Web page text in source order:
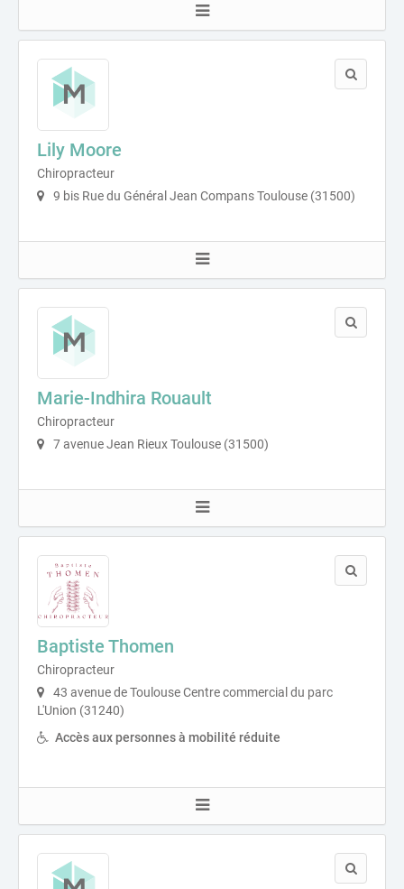
Lily Moore
Chiropracteur
9 bis Rue du Général Jean Compans Toulouse (31500)
Marie-Indhira Rouault
Chiropracteur
7 avenue Jean Rieux Toulouse (31500)
Baptiste Thomen
Chiropracteur
43 avenue de Toulouse Centre commercial du parc
L'Union (31240)
Accès aux personnes à mobilité réduite